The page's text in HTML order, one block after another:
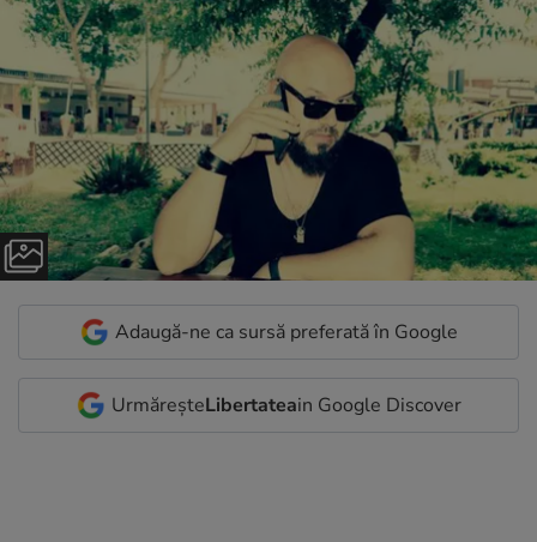
Adaugă-ne ca sursă preferată în Google
UrmăreșteLibertateain Google Discover